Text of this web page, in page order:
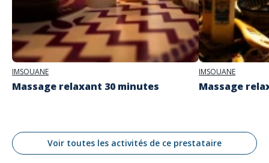
Imsouane Wood House - Spa
Imsouane, Maroc 80043
IMSOUANE
Massage relaxant 30 minutes
IMSOUANE
Massage
Voir toutes les activités de ce prestataire